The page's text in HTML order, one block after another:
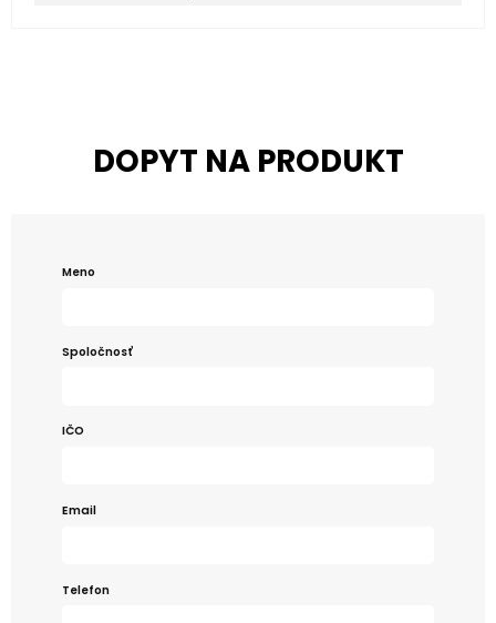
DOPYT NA PRODUKT
Meno
Spoločnosť
IČO
Email
Telefon